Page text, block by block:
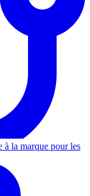
à la marque pour les